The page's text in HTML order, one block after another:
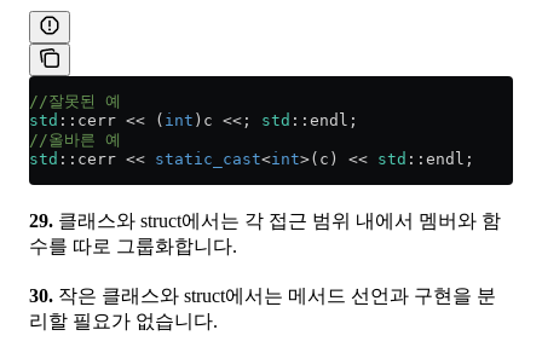
//잘못된 예
std ::cerr << ( int )c << ; std ::endl;
//올바른 예
std ::cerr << static_cast<int>(c) << std ::endl;
29. 클래스와 struct에서는 각 접근 범위 내에서 멤버와 함
수를 따로 그룹화합니다.
30. 작은 클래스와 struct에서는 메서드 선언과 구현을 분
리할 필요가 없습니다.